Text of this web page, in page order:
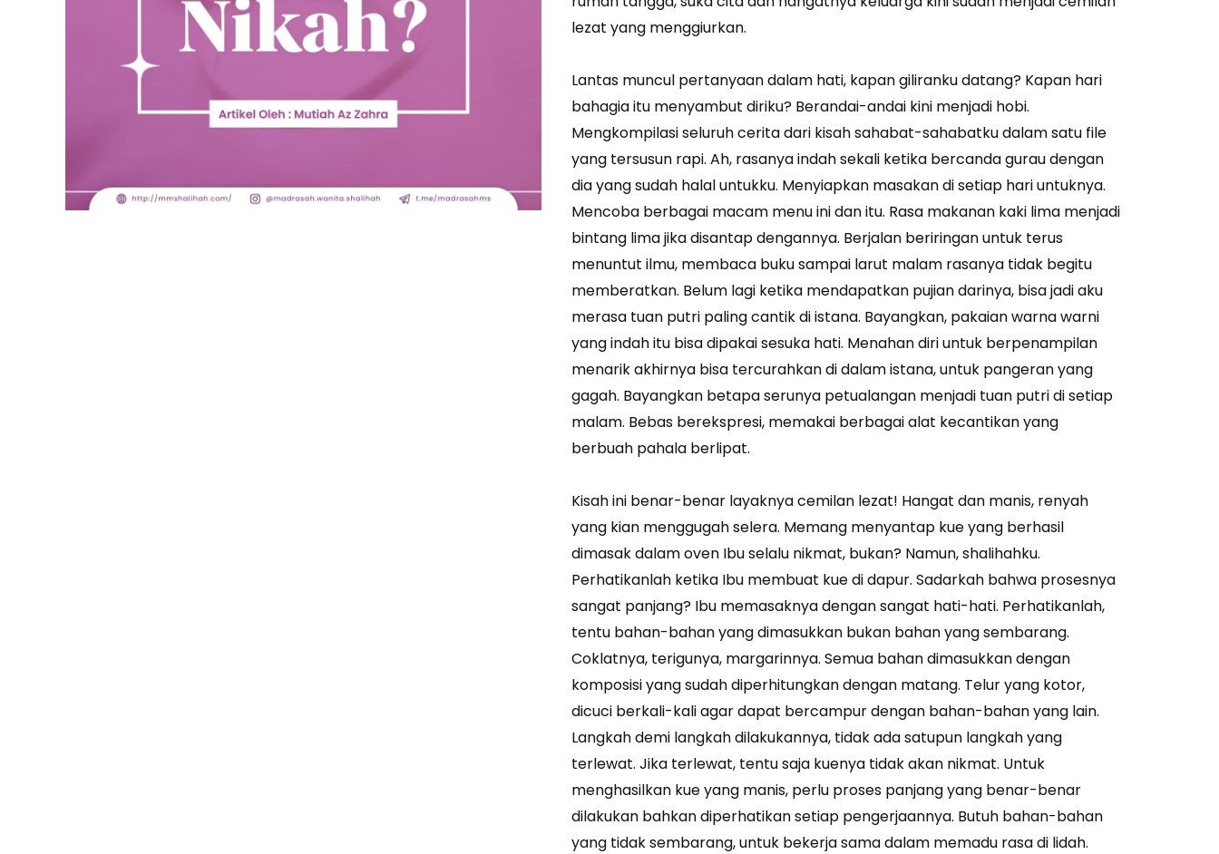
lezat yang menggiurkan.
Lantas muncul pertanyaan dalam hati, kapan giliranku datang? Kapan hari
bahagia itu menyambut diriku? Berandai-andai kini menjadi hobi.
Mengkompilasi seluruh cerita dari kisah sahabat-sahabatku dalam satu file
yang tersusun rapi. Ah, rasanya indah sekali ketika bercanda gurau dengan
dia yang sudah halal untukku. Menyiapkan masakan di setiap hari untuknya.
Mencoba berbagai macam menu ini dan itu. Rasa makanan kaki lima menjadi
bintang lima jika disantap dengannya. Berjalan beriringan untuk terus
menuntut ilmu, membaca buku sampai larut malam rasanya tidak begitu
memberatkan. Belum lagi ketika mendapatkan pujian darinya, bisa jadi aku
merasa tuan putri paling cantik di istana. Bayangkan, pakaian warna warni
yang indah itu bisa dipakai sesuka hati. Menahan diri untuk berpenampilan
menarik akhirnya bisa tercurahkan di dalam istana, untuk pangeran yang
gagah. Bayangkan betapa serunya petualangan menjadi tuan putri di setiap
malam. Bebas berekspresi, memakai berbagai alat kecantikan yang
berbuah pahala berlipat.
Kisah ini benar-benar layaknya cemilan lezat! Hangat dan manis, renyah
yang kian menggugah selera. Memang menyantap kue yang berhasil
dimasak dalam oven Ibu selalu nikmat, bukan? Namun, shalihahku.
Perhatikanlah ketika Ibu membuat kue di dapur. Sadarkah bahwa prosesnya
sangat panjang? Ibu memasaknya dengan sangat hati-hati. Perhatikanlah,
tentu bahan-bahan yang dimasukkan bukan bahan yang sembarang.
Coklatnya, terigunya, margarinnya. Semua bahan dimasukkan dengan
komposisi yang sudah diperhitungkan dengan matang. Telur yang kotor,
dicuci berkali-kali agar dapat bercampur dengan bahan-bahan yang lain.
Langkah demi langkah dilakukannya, tidak ada satupun langkah yang
terlewat. Jika terlewat, tentu saja kuenya tidak akan nikmat. Untuk
menghasilkan kue yang manis, perlu proses panjang yang benar-benar
dilakukan bahkan diperhatikan setiap pengerjaannya. Butuh bahan-bahan
yang tidak sembarang, untuk bekerja sama dalam memadu rasa di lidah.